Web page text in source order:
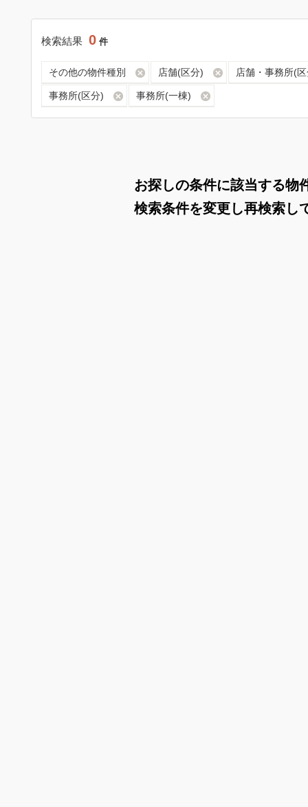
検索結果 0 件
その他の物件種別 店舗(区分) 店舗・事務所(
事務所(区分) 事務所(一棟)
お探しの条件に該当する物
検索条件を変更し再検索し